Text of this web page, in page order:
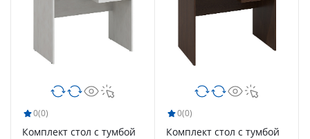
0(0)
Комплект стол с тумбой
0(0)
Комплект стол с тумбой